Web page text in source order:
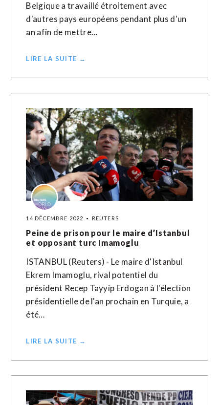
Belgique a travaillé étroitement avec
d'autres pays européens pendant plus d'un
an afin de mettre…
LIRE LA SUITE →
14 DÉCEMBRE 2022 REUTERS
Peine de prison pour le maire d’Istanbul
et opposant turc Imamoglu
ISTANBUL (Reuters) - Le maire d'Istanbul
Ekrem Imamoglu, rival potentiel du
président Recep Tayyip Erdogan à l'élection
présidentielle de l'an prochain en Turquie, a
été…
LIRE LA SUITE →